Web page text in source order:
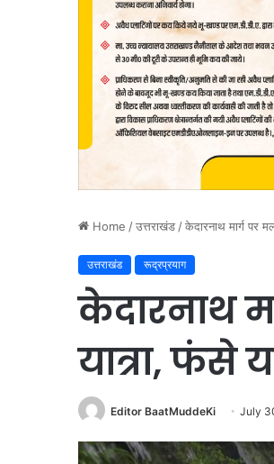
Home /उत्तराखंड /केदारनाथ मार्ग पर
उत्तराखंड रूद्रप्रयाग
केदारनाथ
यात्रा, फंसे
Editor BaatMuddeKi July